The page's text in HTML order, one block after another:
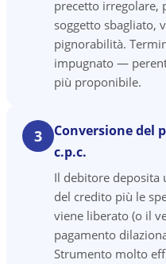
precetto irregolare,
soggetto sbagliato,
pignorabilità.
impugnato —
più proponibile.
3
Conversione del
c.p.c.
Il debitore
del credito più le
viene liberato (o il
pagamento
Strumento molto